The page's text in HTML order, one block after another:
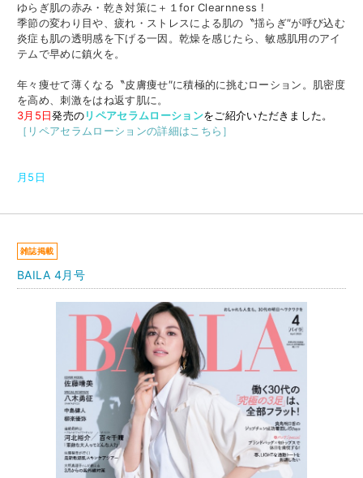
ゆらぎ肌の赤み・乾き対策に＋１for Clearnness !
季節の変わり目や、疲れ・ストレスによる肌の〝揺らぎ″が呼び込む
炎症も肌の透明感を下げる一因。乾燥を感じたら、敏感肌用のアイ
テムで早めに鎮火を。
年々痩せて薄くなる〝皮膚痩せ″に積極的に挑むローション。肌密度
を高め、刺激をはね返す肌に。
3月5日発売のリペアセラムローションをご紹介いただきました。
［リペアセラムローションの詳細はこちら］
月5日
雑誌掲載
BAILA 4月号